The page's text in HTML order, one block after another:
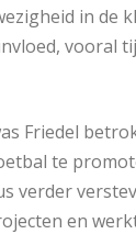
in de
vooral
Friedel
te
verder
en